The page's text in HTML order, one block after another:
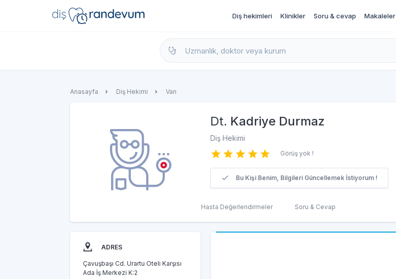
dishekimleri.net - Diş Hekimi Bul, Yorumları İncele ve Randevu Al
Diş hekimleri Klinikler Soru & cevap Makaleler
Anasayfa Diş Hekimi Van
Dt. Kadriye Durmaz
Diş Hekimi
Görüş yok !
Bu Kişi Benim, Bilgileri Güncellemek İstiyorum !
Hasta Değerlendirmeler Soru & Cevap
ADRES
Çavuşbaşı Cd. Urartu Oteli Karşısı
Ada İş Merkezi K:2